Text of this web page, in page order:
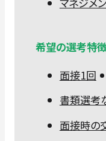
希望の選考特
面接1回
書類選考
面接時の